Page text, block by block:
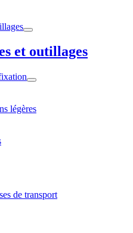
et outillages
légères
de transport